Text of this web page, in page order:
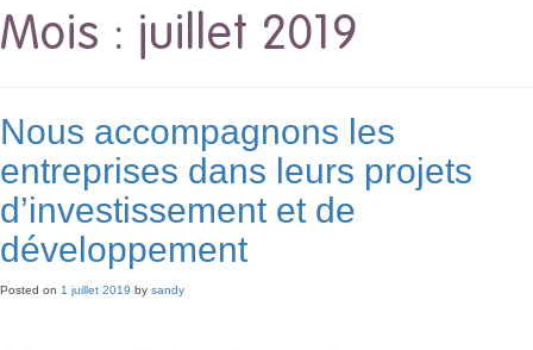
Mois : juillet 2019
Nous accompagnons les
entreprises dans leurs projets
d’investissement et de
développement
Posted on 1 juillet 2019 by sandy